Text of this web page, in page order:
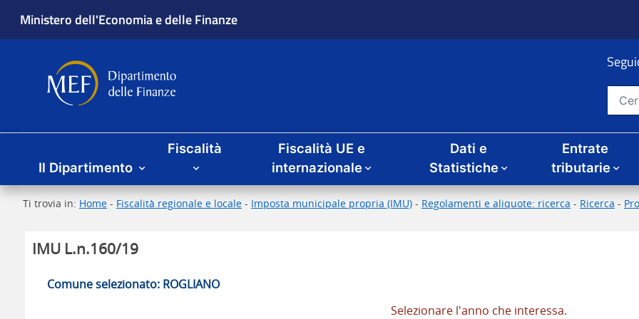
Ministero dell'Economia e delle Finanze
Dipartimento delle Finanze Cerca nel
Menu principale
Il Dipartimento
Fiscalità
Fiscalità UE e
internazionale
Dati e
Statistiche
Entrate
tributarie
Ti trovia in: Home - Fiscalità regionale e locale - Imposta municipale propria (IMU) - Regolamenti e aliquote: ricerca - Ricerca -
IMU L.n.160/19
Comune selezionato: ROGLIANO
Selezionare l'anno che interessa.